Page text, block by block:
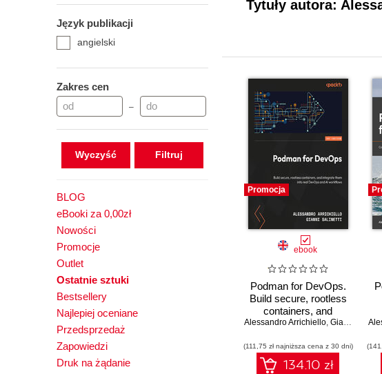
Język publikacji
angielski
Zakres cen
–
Wyczyść
BLOG
eBooki za 0,00zł
Nowości
Promocje
Outlet
Ostatnie sztuki
Bestsellery
Najlepiej oceniane
Przedsprzedaż
Zapowiedzi
Druk na żądanie
Tytuły autora:
Promocja
ebook
Podman for DevOps.
Build secure, rootless
containers, and
integrate them into real
workflows - Second
Edition
Alessandro Arrichiello, Gianni Salinetti
(111,75 zł najniższa cena z 30 dni)
134.10 zł